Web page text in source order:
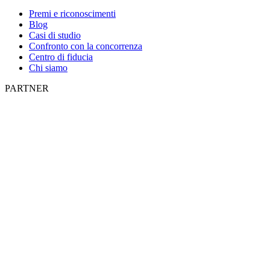
Premi e riconoscimenti
Blog
Casi di studio
Confronto con la concorrenza
Centro di fiducia
Chi siamo
PARTNER